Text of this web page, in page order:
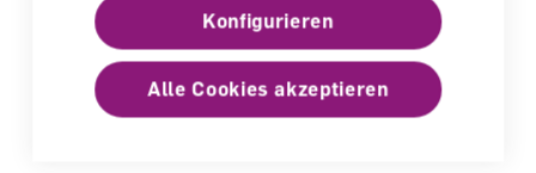
lieferbar
CHF 6.80
Konfigurieren
Alle Cookies akzeptieren